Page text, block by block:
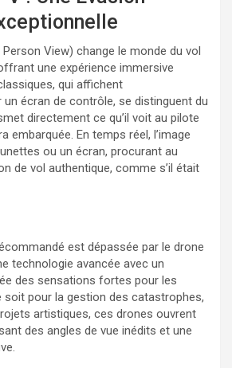
View) change le monde du vol
une expérience immersive
qui affichent
un écran de contrôle, se distinguent du
directement ce qu’il voit au pilote
embarquée. En temps réel, l’image
ou un écran, procurant au
de vol authentique, comme s’il était
est dépassée par le drone
technologie avancée avec un
des sensations fortes pour les
soit pour la gestion des catastrophes,
artistiques, ces drones ouvrent
des angles de vue inédits et une